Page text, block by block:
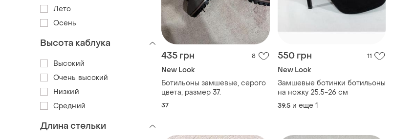
435 грн 8
New Look
Ботильоны замшевые, серого
цвета, размер 37.
37
550 грн 11
New Look
Замшевые ботинки ботильоны
на ножку 25.5-26 см
39.5 и еще 1
Лето
Осень
Высота каблука
Высокий
Очень высокий
Низкий
Средний
Длина стельки